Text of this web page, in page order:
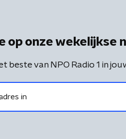
op onze wekelijkse
beste van NPO Radio 1 in